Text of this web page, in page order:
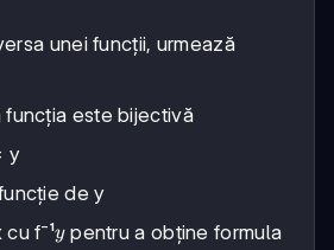
unei funcții, urmează
funcția este bijectivă
y
de y
f⁻¹y
ypentru a obține formula